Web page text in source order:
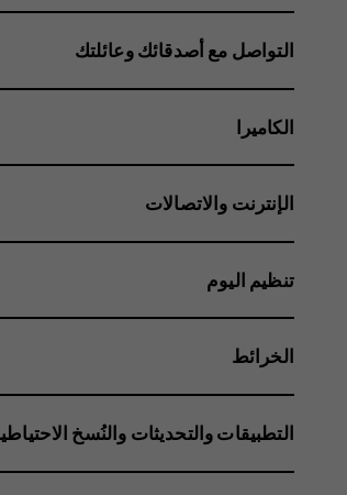
التواصل مع أصدقائك وعائلتك
الكاميرا
الإنترنت والاتصالات
تنظيم اليوم
الخرائط
التطبيقات والتحديثات والنُسخ